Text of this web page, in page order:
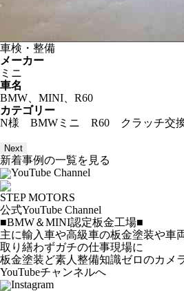
車検・整備
メーカー
ミニ
車名
BMW、MINI、R60
カテゴリー
N様 BMWミニ R60 クラッチ交換
Next
新着事例の一覧を見る
YouTube Channel
STEP MOTORS
公式YouTube Channel
■BMW＆MINI認定板金工場■
主に輸入車や高級車の板金塗装や車
取り繕わずガチの仕事現場に
板金塗装ど素人整備知識ゼロのカメ
YouTubeチャンネルへ
Instagram